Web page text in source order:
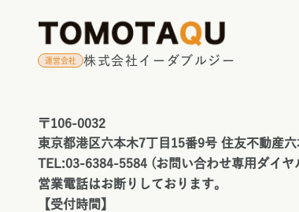
運営会社 株式会社イーダブルジー
〒106-0032
東京都港区六本木7丁目15番9号 住友不動産
TEL:03-6384-5584 (お問い合わせ専用ダイヤ
営業電話はお断りしております。
【受付時間】